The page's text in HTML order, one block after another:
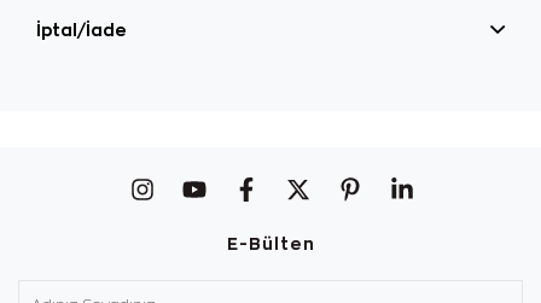
İptal/İade
E-Bülten